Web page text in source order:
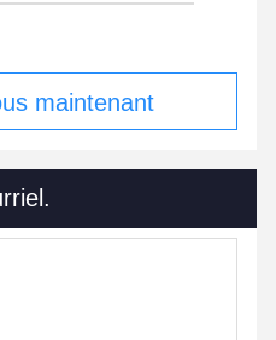
maintenant